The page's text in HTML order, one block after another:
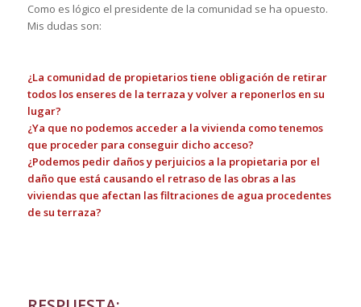
Como es lógico el presidente de la comunidad se ha opuesto.
Mis dudas son:
¿La comunidad de propietarios tiene obligación de retirar
todos los enseres de la terraza y volver a reponerlos en su
lugar?
¿Ya que no podemos acceder a la vivienda como tenemos
que proceder para conseguir dicho acceso?
¿Podemos pedir daños y perjuicios a la propietaria por el
daño que está causando el retraso de las obras a las
viviendas que afectan las filtraciones de agua procedentes
de su terraza?